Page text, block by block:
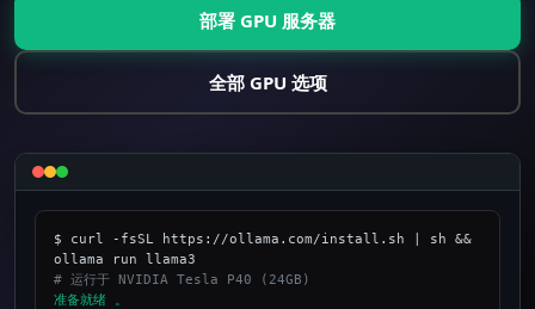
部署 GPU 服务器
全部 GPU 选项
$ curl -fsSL https://ollama.com/install.sh | sh &&
# 运行于 NVIDIA Tesla P40 (24GB)
准备就绪 。